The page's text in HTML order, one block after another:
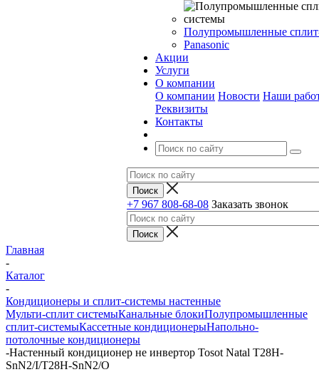
Полупромышленные
Panasonic
Акции
Услуги
О компании
О компании Новости Наши
Реквизиты
Контакты
+7 967 808-68-08 Заказать звонок
Главная
-
Каталог
-
Кондиционеры и сплит-системы настенные
Мульти-сплит системыКанальные блокиПолупромышленные
сплит-системыКассетные кондиционерыНапольно-
потолочные кондиционеры
-Настенный кондиционер не инвертор Tosot Natal T28H-
SnN2/I/T28H-SnN2/O